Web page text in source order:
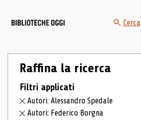
Cerca
Raffina la ricerca
Filtri applicati
Autori: Alessandro Spedale
Autori: Federico Borgna